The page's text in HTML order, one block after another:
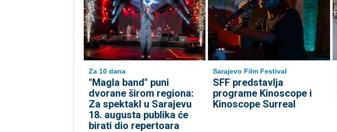
Za 10 dana
"Magla band" puni
dvorane širom regiona:
Za spektakl u Sarajevu
18. augusta publika će
birati dio repertoara
Sarajevo Film Festival
SFF predstavlja
programe Kinoscope i
Kinoscope Surreal